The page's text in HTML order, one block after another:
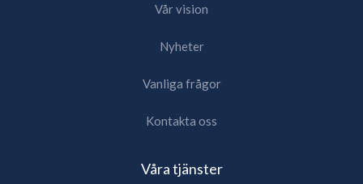
Vår vision
Nyheter
Vanliga frågor
Kontakta oss
Våra tjänster